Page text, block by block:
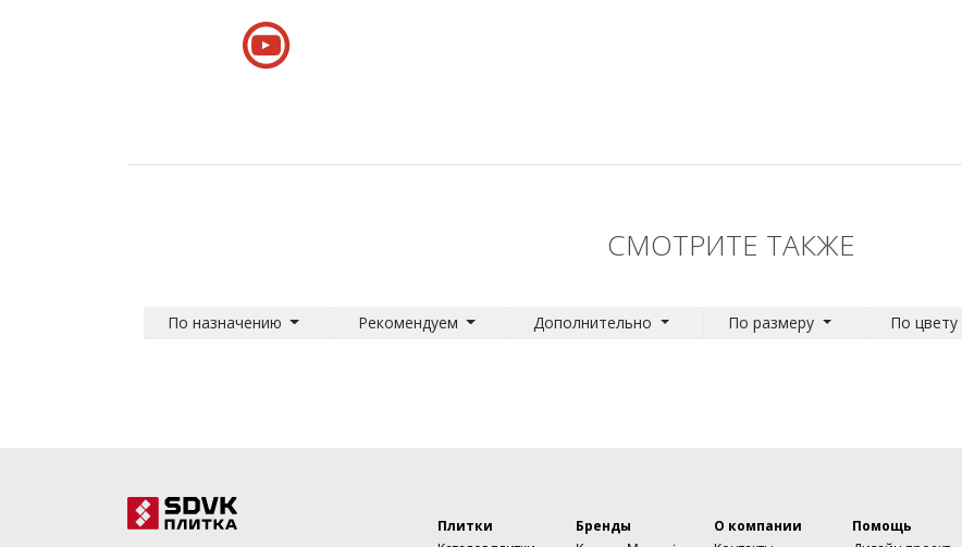
СМОТРИТЕ ТАКЖЕ
По назначению Рекомендуем Дополнительно По размеру По цвету
Плитки
Бренды
О компании
Помощь